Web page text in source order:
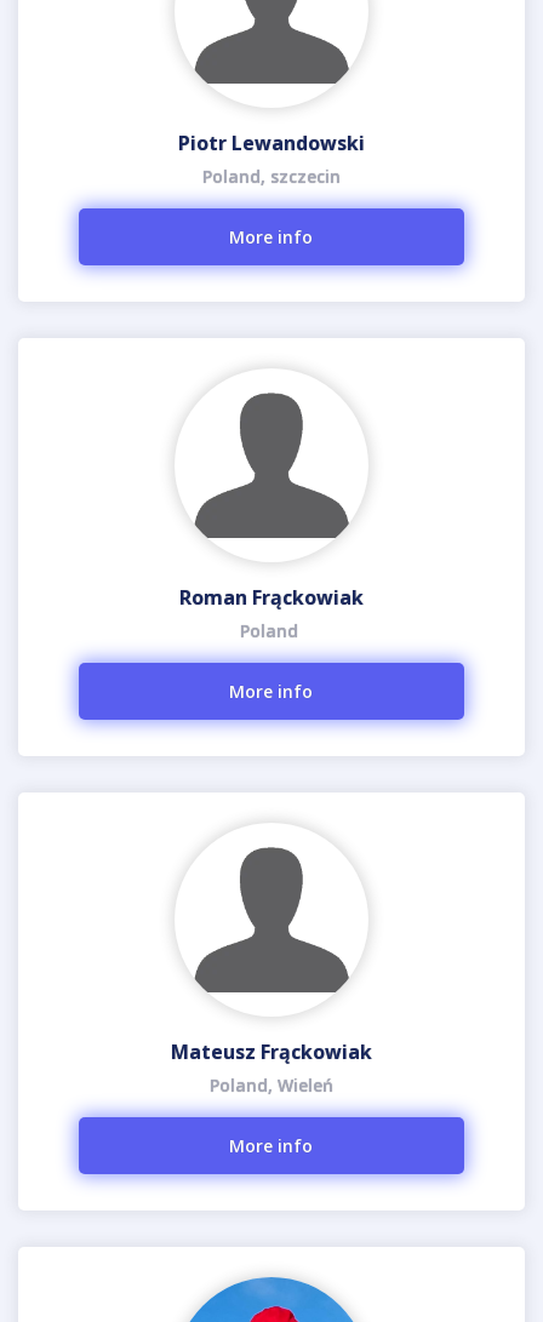
Piotr Lewandowski
Poland, szczecin
More info
Roman Frąckowiak
Poland
More info
Mateusz Frąckowiak
Poland, Wieleń
More info